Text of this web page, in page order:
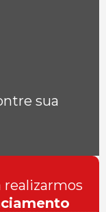
sua
realizarmos